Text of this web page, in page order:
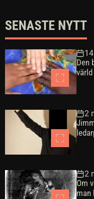
SENASTE NYTT
Den
2
2
Om
man